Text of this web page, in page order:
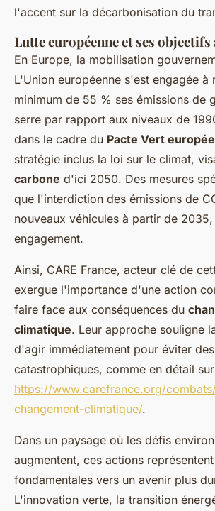
l'accent sur la décarbonisation du
Lutte européenne et ses
En Europe, la mobilisation
L'Union européenne s'est engagée à
minimum de 55 % ses émissions de
serre par rapport aux niveaux de
dans le cadre du Pacte Vert
stratégie inclus la loi sur le climat,
carbone d'ici 2050. Des mesures
que l'interdiction des émissions de
nouveaux véhicules à partir de
engagement.
Ainsi, CARE France, acteur clé de
exergue l'importance d'une action
faire face aux conséquences du
climatique. Leur approche souligne
d'agir immédiatement pour éviter
catastrophiques, comme en détail
https://www.carefrance.org/
changement-climatique/.
Dans un paysage où les défis
augmentent, ces actions
fondamentales vers un avenir plus
L'innovation verte, la transition